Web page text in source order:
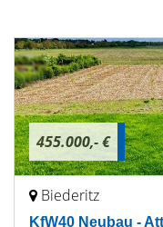
455.000,- €
Biederitz
KfW40 Neubau -